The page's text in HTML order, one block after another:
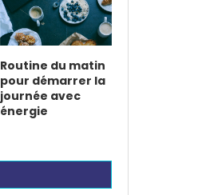
Routine du matin
pour démarrer la
journée avec
énergie